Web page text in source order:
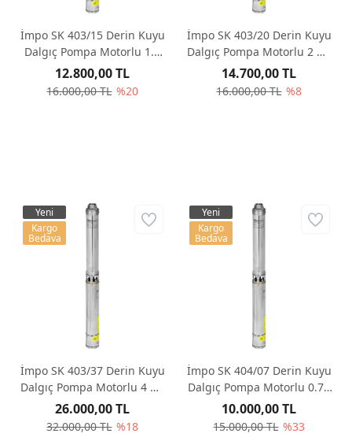
İmpo SK 403/15 Derin Kuyu
Dalgıç Pompa Motorlu 1.5
Hp 104 mss 4.2 m³/h - Krom
Başlıklı
16.000,00 TL %20
12.800,00 TL
İmpo SK 403/20 Derin Kuyu
Dalgıç Pompa Motorlu 2 Hp
140 mss 4.2 m³/h - Krom
Başlıklı
16.000,00 TL %8
14.700,00 TL
İmpo SK 403/37 Derin Kuyu
Dalgıç Pompa Motorlu 4 Hp
257mss 4.2 m³/h - Krom
Başlıklı
32.000,00 TL %18
26.000,00 TL
Yeni
Kargo
Bedava
İmpo SK 404/07 Derin Kuyu
Dalgıç Pompa Motorlu 0.75
Hp 44 mss 6 m³/h - Krom
Başlıklı
15.000,00 TL %33
10.000,00 TL
Yeni
Kargo
Bedava